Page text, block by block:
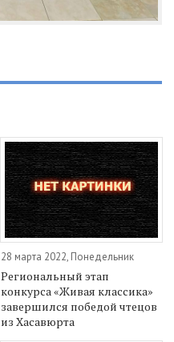
28 марта 2022, Понедельник
Региональный этап
конкурса «Живая классика»
завершился победой чтецов
из Хасавюрта